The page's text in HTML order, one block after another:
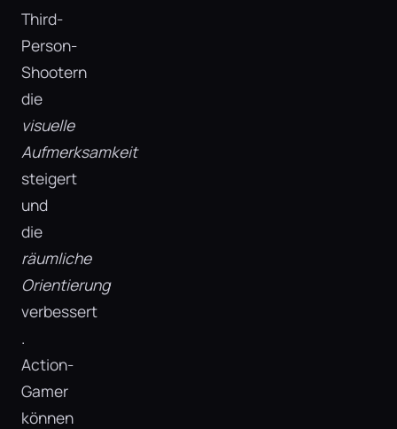
Third-
Person-
Shootern
die
visuelle
Aufmerksamkeit
steigert
und
die
räumliche
Orientierung
verbessert​
.
Action-
Gamer
können